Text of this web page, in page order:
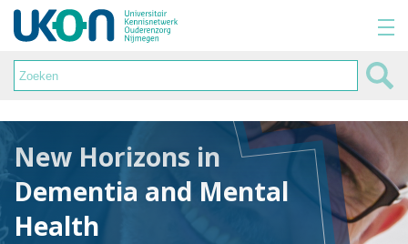
New Horizons in
Dementia and Mental
Health